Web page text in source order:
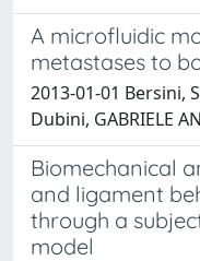
A microfluidic
metastases to
2013-01-01 Bersini,
Dubini, GABRIELE
Biomechanical
and ligament
through a
model